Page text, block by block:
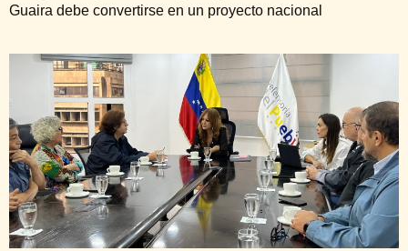
Guaira debe convertirse en un proyecto nacional